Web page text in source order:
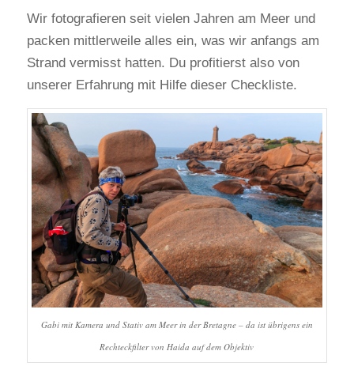
Wir fotografieren seit vielen Jahren am Meer und
packen mittlerweile alles ein, was wir anfangs am
Strand vermisst hatten. Du profitierst also von
unserer Erfahrung mit Hilfe dieser Checkliste.
Gabi mit Kamera und Stativ am Meer in der Bretagne – da ist übrigens ein
Rechteckfilter von Haida auf dem Objektiv